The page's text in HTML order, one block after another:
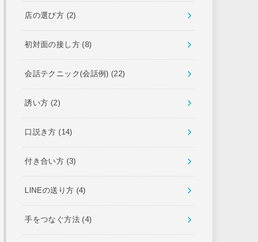
店の選び方 (2)
初対面の接し方 (8)
会話テクニック(会話例) (22)
誘い方 (2)
口説き方 (14)
付き合い方 (3)
LINEの送り方 (4)
手をつなぐ方法 (4)